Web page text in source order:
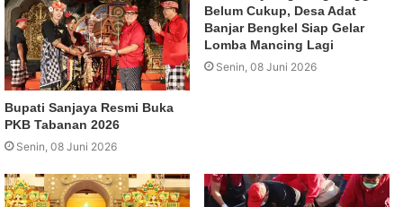
Bupati Sanjaya Resmi Buka
PKB Tabanan 2026
Senin, 08 Juni 2026
Belum Cukup, Desa Adat
Banjar Bengkel Siap Gelar
Lomba Mancing Lagi
Senin, 08 Juni 2026